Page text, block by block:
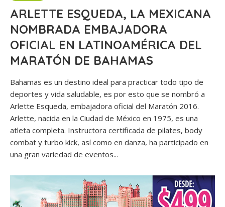
ARLETTE ESQUEDA, LA MEXICANA
NOMBRADA EMBAJADORA
OFICIAL EN LATINOAMÉRICA DEL
MARATÓN DE BAHAMAS
Bahamas es un destino ideal para practicar todo tipo de
deportes y vida saludable, es por esto que se nombró a
Arlette Esqueda, embajadora oficial del Maratón 2016.
Arlette, nacida en la Ciudad de México en 1975, es una
atleta completa. Instructora certificada de pilates, body
combat y turbo kick, así como en danza, ha participado en
una gran variedad de eventos...